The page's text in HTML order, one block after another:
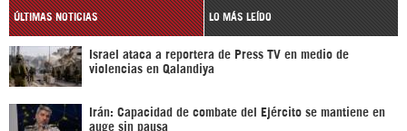
ÚLTIMAS NOTICIAS LO MÁS LEÍDO
Israel ataca a reportera de Press TV en medio de
violencias en Qalandiya
Irán: Capacidad de combate del Ejército se mantiene en
auge sin pausa